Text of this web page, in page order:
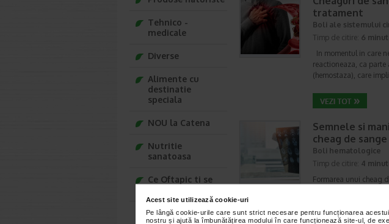
Acest site utilizează cookie-uri
Pe lângă cookie-urile care sunt strict necesare pentru funcționarea
nostru și ajută la îmbunătățirea modului în care funcționează site-ul, de
tratament
Boli ale sistemului
Timp de citire: 6
In momentul in care
reactioneaza, ca
(hemostaza), care
Semnele si
cheag de sange
Boli hematologice
Timp de citire: 4
Formarea unui cheag
Tehnico -
medicale
Diverse
Alimente cu
destinatie
speciala
NOU la Catena
Nutritie
sanatoasa
Ce Oftapic ti se
Adora – Adorabili